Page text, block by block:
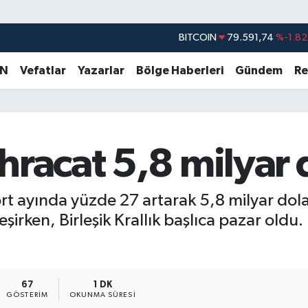
DOLAR 45,43620 %0.02
STERLİN 61,60380 %0.18
BITCOIN 79.591,74 %-1.82
Vefatlar Yazarlar Bölge Haberleri Gündem
5,8 milyar
ayında yüzde 27 artarak 5,8 milyar
Birleşik Krallık başlıca pazar oldu.
67
GÖSTERIM
1 DK
OKUNMA SÜRESI